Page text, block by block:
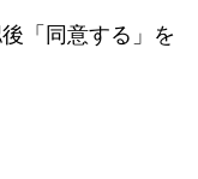
「同意する」を